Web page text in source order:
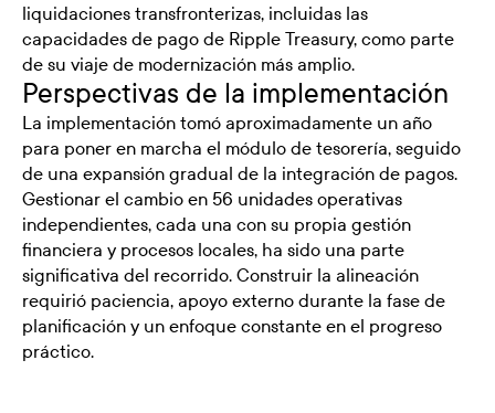
liquidaciones transfronterizas, incluidas las
capacidades de pago de Ripple Treasury, como parte
de su viaje de modernización más amplio.
Perspectivas de la implementación
La implementación tomó aproximadamente un año
para poner en marcha el módulo de tesorería, seguido
de una expansión gradual de la integración de pagos.
Gestionar el cambio en 56 unidades operativas
independientes, cada una con su propia gestión
financiera y procesos locales, ha sido una parte
significativa del recorrido. Construir la alineación
requirió paciencia, apoyo externo durante la fase de
planificación y un enfoque constante en el progreso
práctico.